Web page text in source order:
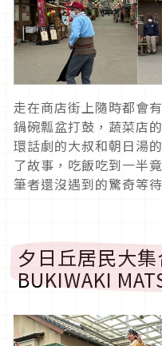
走在商店街上隨時都會
鍋碗瓢盆打鼓，蔬菜店
環話劇的大叔和朝日湯
了故事，吃飯吃到一半
筆者還沒遇到的驚奇等
夕日丘居民大
BUKIWAKI